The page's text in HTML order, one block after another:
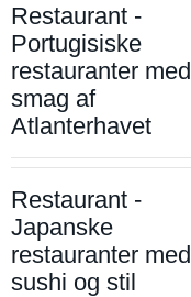
Restaurant -
Portugisiske
restauranter med
smag af
Atlanterhavet
Restaurant -
Japanske
restauranter med
sushi og stil